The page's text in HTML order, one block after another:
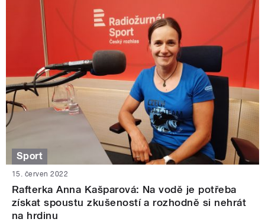
Sport
15. červen 2022
Rafterka Anna Kašparová: Na vodě je potřeba
získat spoustu zkušeností a rozhodně si nehrát
na hrdinu